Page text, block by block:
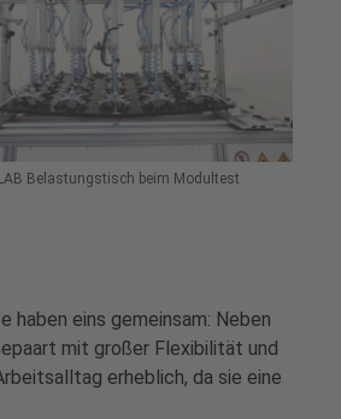
Belastungstisch beim Modultest
haben eins gemeinsam: Neben
mit großer Flexibilität und
erheblich, da sie eine